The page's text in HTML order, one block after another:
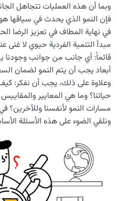
وبما أن هذه العمليات تتجاهل
فإن النمو الذي يحدث في سياقها
في نهاية المطاف في تعزيز الرضا
مبدأ التنمية الفردية حيوي لا
قائماً: أي جانب من جوانب وجودنا
أبعاد يجب أن يتم النمو لضمان
وعلاوة على ذلك، يجب أن نفكر:
حياتنا؟ وما هي المعايير
مسارات النمو لأنفسنا
ونلقي الضوء على هذه الأسئلة